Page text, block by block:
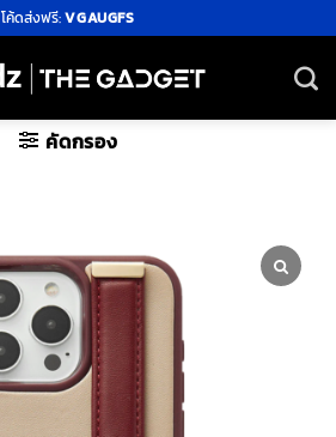
โค้ดส่งฟรี:VGAUGFS
คัดกรอง